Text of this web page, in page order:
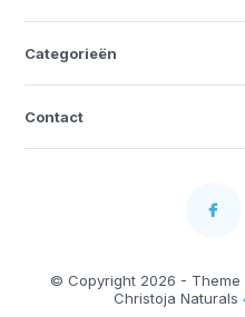
Categorieën
Contact
© Copyright 2026 - Theme
Christoja Naturals